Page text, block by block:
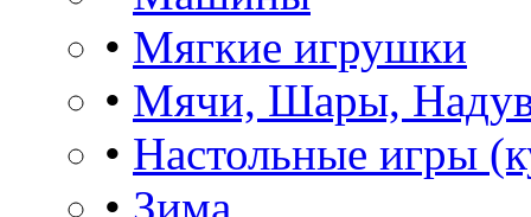
• Мягкие игрушки
• Мячи, Шары,
• Настольные игры